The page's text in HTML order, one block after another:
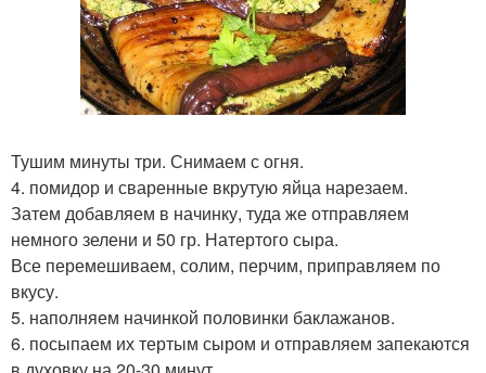
Тушим минуты три. Снимаем с огня.
4. помидор и сваренные вкрутую яйца нарезаем.
Затем добавляем в начинку, туда же отправляем
немного зелени и 50 гр. Натертого сыра.
Все перемешиваем, солим, перчим, приправляем по
вкусу.
5. наполняем начинкой половинки баклажанов.
6. посыпаем их тертым сыром и отправляем запекаются